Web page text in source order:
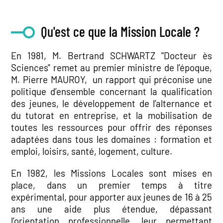
Qu'est ce que la Mission Locale ?
En 1981, M. Bertrand SCHWARTZ "Docteur ès
Sciences" remet au premier ministre de l’époque,
M. Pierre MAUROY, un rapport qui préconise une
politique d’ensemble concernant la qualification
des jeunes, le développement de l’alternance et
du tutorat en entreprise, et la mobilisation de
toutes les ressources pour offrir des réponses
adaptées dans tous les domaines : formation et
emploi, loisirs, santé, logement, culture.
En 1982, les Missions Locales sont mises en
place, dans un premier temps à titre
expérimental, pour apporter aux jeunes de 16 à 25
ans une aide plus étendue, dépassant
l’orientation professionnelle, leur permettant